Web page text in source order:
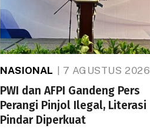
NASIONAL 7 AGUSTUS 2026
PWI dan AFPI Gandeng Pers
Perangi Pinjol Ilegal, Literasi
Pindar Diperkuat